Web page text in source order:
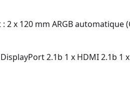
2 x 120 mm ARGB
2.1b 1 x HDMI 2.1b 1 x